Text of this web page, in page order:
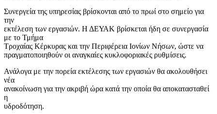
Συνεργεία της υπηρεσίας βρίσκονται από το πρωί στο σημείο για
την
εκτέλεση των εργασιών. Η ΔΕΥΑΚ βρίσκεται ήδη σε συνεργασία
με το Τμήμα
Τροχαίας Κέρκυρας και την Περιφέρεια Ιονίων Νήσων, ώστε να
πραγματοποιηθούν οι αναγκαίες κυκλοφοριακές ρυθμίσεις.
Ανάλογα με την πορεία εκτέλεσης των εργασιών θα ακολουθήσει
νέα
ανακοίνωση για την ακριβή ώρα κατά την οποία θα αποκατασταθεί
η
υδροδότηση.